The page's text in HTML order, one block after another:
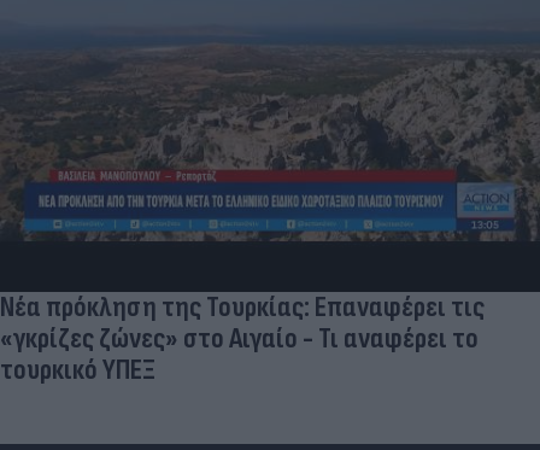
Ηλεκτρικά πατίνια: 3,5 φορές μεγαλύτερος ο
κίνδυνος σοβαρής εγκεφαλικής κάκωσης